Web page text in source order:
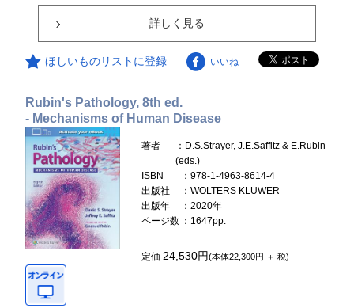
詳しく見る
ほしいものリストに登録 いいね
Rubin's Pathology, 8th ed.
- Mechanisms of Human Disease
著者
：D.S.Strayer, J.E.Saffitz & E.Rubin
(eds.)
ISBN
：978-1-4963-8614-4
出版社
：WOLTERS KLUWER
出版年
：2020年
ページ数 ：1647pp.
定価24,530円(本体22,300円 ＋ 税)